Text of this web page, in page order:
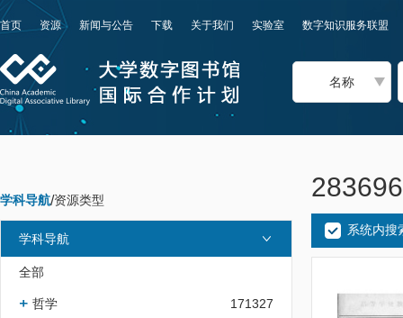
首页 资源 新闻与公告 下载 关于我们 实验室 数字知识服务联盟
名称
学科导航/资源类型
学科导航
全部
哲学 171327
系统内搜